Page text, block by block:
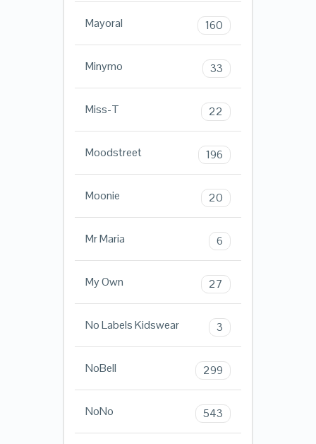
Mayoral 160
Minymo 33
Miss-T 22
Moodstreet 196
Moonie 20
Mr Maria 6
My Own 27
No Labels Kidswear 3
NoBell 299
NoNo 543